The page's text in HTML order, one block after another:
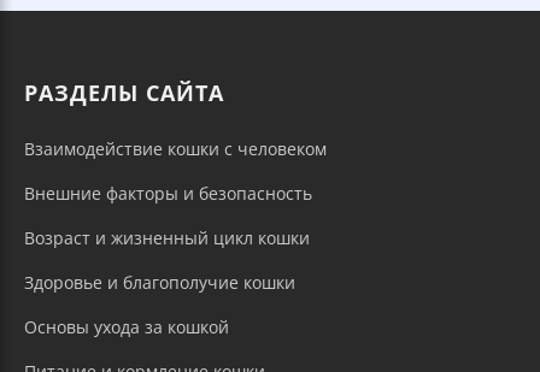
РАЗДЕЛЫ САЙТА
Взаимодействие кошки с человеком
Внешние факторы и безопасность
Возраст и жизненный цикл кошки
Здоровье и благополучие кошки
Основы ухода за кошкой